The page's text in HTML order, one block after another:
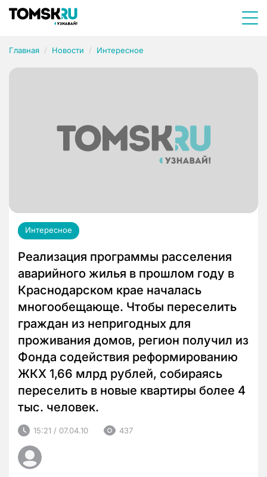
Главная Новости Интересное
Интересное
Реализация программы расселения
аварийного жилья в прошлом году в
Краснодарском крае началась
многообещающе. Чтобы переселить
граждан из непригодных для
проживания домов, регион получил из
Фонда содействия реформированию
ЖКХ 1,66 млрд рублей, собираясь
переселить в новые квартиры более 4
тыс. человек.
15:21 / 07.04.10 437